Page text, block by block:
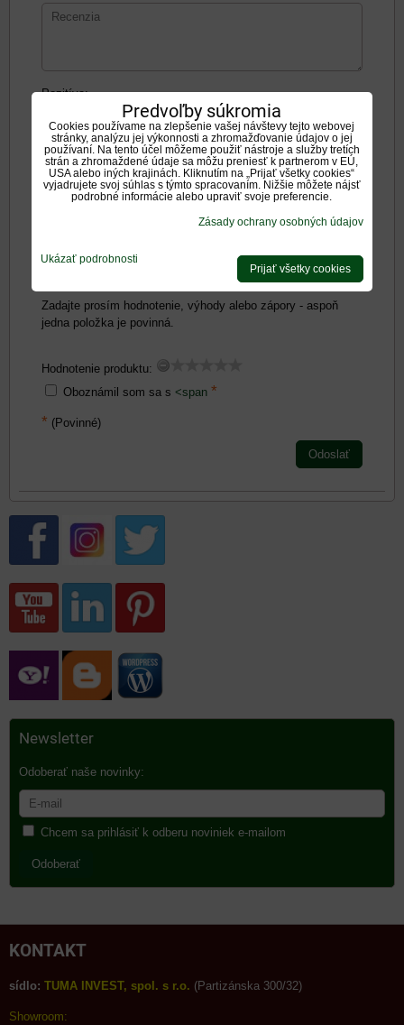
Pozitíva:
Negatíva:
Zadajte prosím hodnotenie, výhody alebo zápory - aspoň
jedna položka je povinná.
Hodnotenie produktu:
Oboznámil som sa s <span *
* (Povinné)
Odoslať
Newsletter
Odoberať naše novinky:
Chcem sa prihlásiť k odberu noviniek e-mailom
Odoberať
KONTAKT
sídlo: TUMA INVEST, spol. s r.o. (Partizánska 300/32)
Showroom:
Predvoľby súkromia
Cookies používame na zlepšenie vašej návštevy tejto webovej
stránky, analýzu jej výkonnosti a zhromažďovanie údajov o jej
používaní. Na tento účel môžeme použiť nástroje a služby tretích
strán a zhromaždené údaje sa môžu preniesť k partnerom v EÚ,
USA alebo iných krajinách. Kliknutím na „Prijať všetky cookies“
vyjadrujete svoj súhlas s týmto spracovaním. Nižšie môžete nájsť
podrobné informácie alebo upraviť svoje preferencie.
Zásady ochrany osobných údajov
Ukázať podrobnosti
Prijať všetky cookies